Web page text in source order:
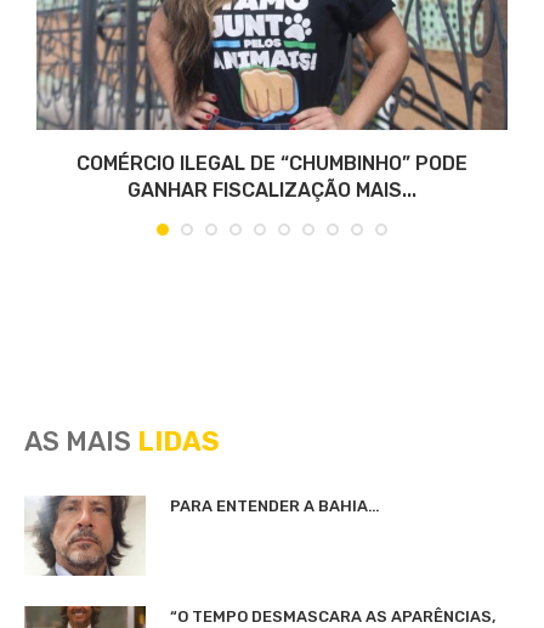
COMÉRCIO ILEGAL DE “CHUMBINHO” PODE
GANHAR FISCALIZAÇÃO MAIS...
AS MAIS LIDAS
PARA ENTENDER A BAHIA…
“O TEMPO DESMASCARA AS APARÊNCIAS,